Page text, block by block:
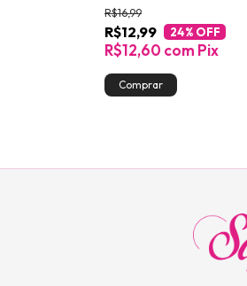
R$12,99
R$16,99
24% OFF
R$12,60 com Pix